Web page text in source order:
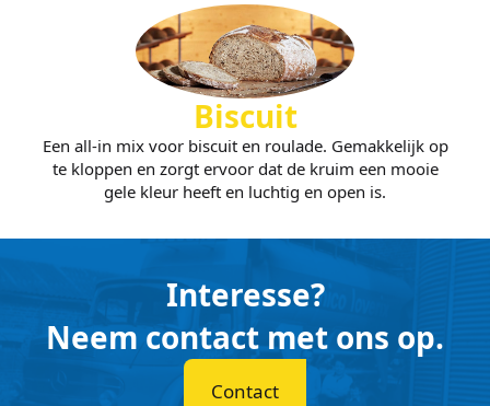
Biscuit
Een all-in mix voor biscuit en roulade. Gemakkelijk op
te kloppen en zorgt ervoor dat de kruim een mooie
gele kleur heeft en luchtig en open is.
Interesse?
Neem contact met ons op.
Contact